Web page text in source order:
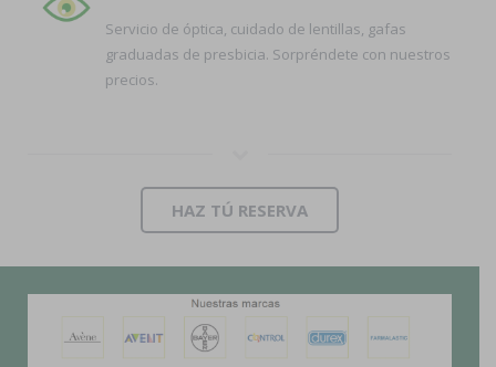
Servicio de óptica, cuidado de lentillas, gafas
graduadas de presbicia. Sorpréndete con nuestros
precios.
HAZ TÚ RESERVA